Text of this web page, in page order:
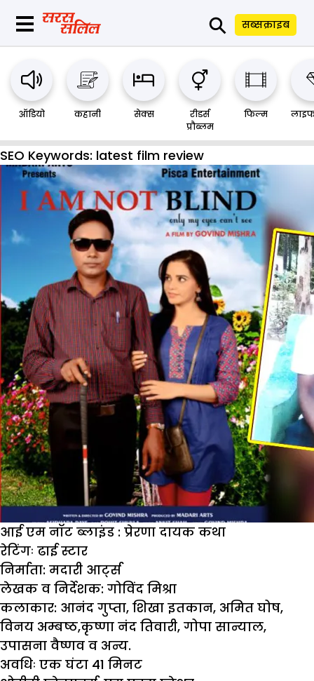
⚲ सब्सक्राइब
ऑडियो कहानी सेक्स
रीडर्स
प्रौब्लम
फिल्म
SEO Keywords: latest film review
आई एम नाॅट ब्लाइंड : प्रेरणा दायक कथा
रेटिंगः ढाई स्टार
निर्माता: मदारी आर्ट्स
लेखक व निर्देशक: गोविंद मिश्रा
कलाकार: आनंद गुप्ता, शिखा इतकान, अमित घोष,
विनय अम्बष्ठ,कृष्णा नंद तिवारी, गोपा सान्याल,
उपासना वैष्णव व अन्य.
अवधिः एक घंटा 41 मिनट